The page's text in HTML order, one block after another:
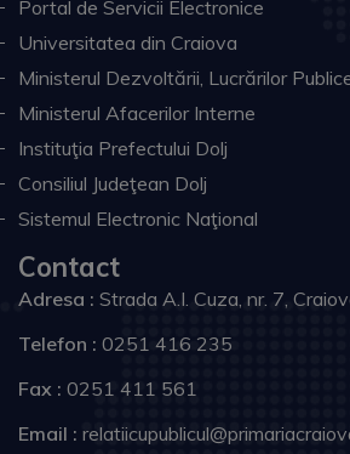
Portal de Servicii Electronice
Universitatea din Craiova
Ministerul Dezvoltării, Lucrărilor
Ministerul Afacerilor Interne
Instituţia Prefectului Dolj
Consiliul Judeţean Dolj
Sistemul Electronic Naţional
Contact
Adresa : Strada A.I. Cuza, nr. 7,
Telefon : 0251 416 235
Fax : 0251 411 561
Email :